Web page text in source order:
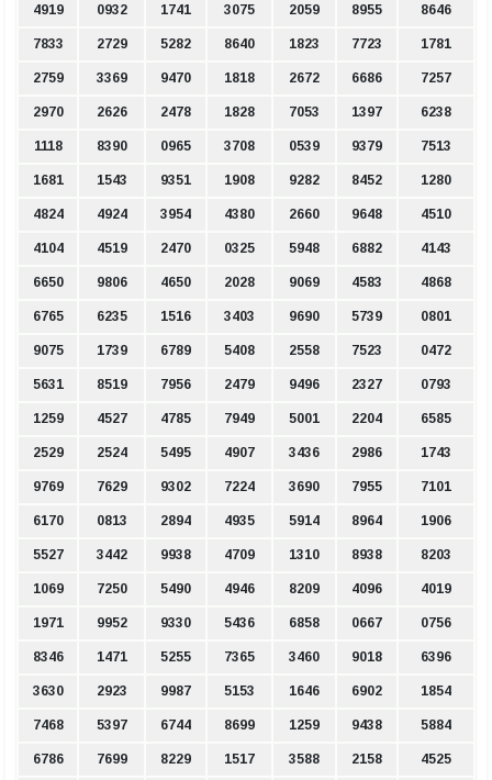
4919 0932 1741 3075 2059 8955 8646
7833 2729 5282 8640 1823 7723 1781
2759 3369 9470 1818 2672 6686 7257
2970 2626 2478 1828 7053 1397 6238
1118 8390 0965 3708 0539 9379 7513
1681 1543 9351 1908 9282 8452 1280
4824 4924 3954 4380 2660 9648 4510
4104 4519 2470 0325 5948 6882 4143
6650 9806 4650 2028 9069 4583 4868
6765 6235 1516 3403 9690 5739 0801
9075 1739 6789 5408 2558 7523 0472
5631 8519 7956 2479 9496 2327 0793
1259 4527 4785 7949 5001 2204 6585
2529 2524 5495 4907 3436 2986 1743
9769 7629 9302 7224 3690 7955 7101
6170 0813 2894 4935 5914 8964 1906
5527 3442 9938 4709 1310 8938 8203
1069 7250 5490 4946 8209 4096 4019
1971 9952 9330 5436 6858 0667 0756
8346 1471 5255 7365 3460 9018 6396
3630 2923 9987 5153 1646 6902 1854
7468 5397 6744 8699 1259 9438 5884
6786 7699 8229 1517 3588 2158 4525